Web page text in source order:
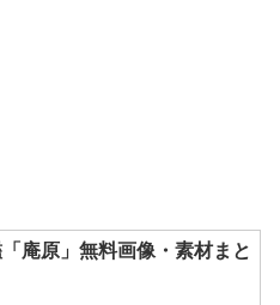
庵原」無料画像・素材まと